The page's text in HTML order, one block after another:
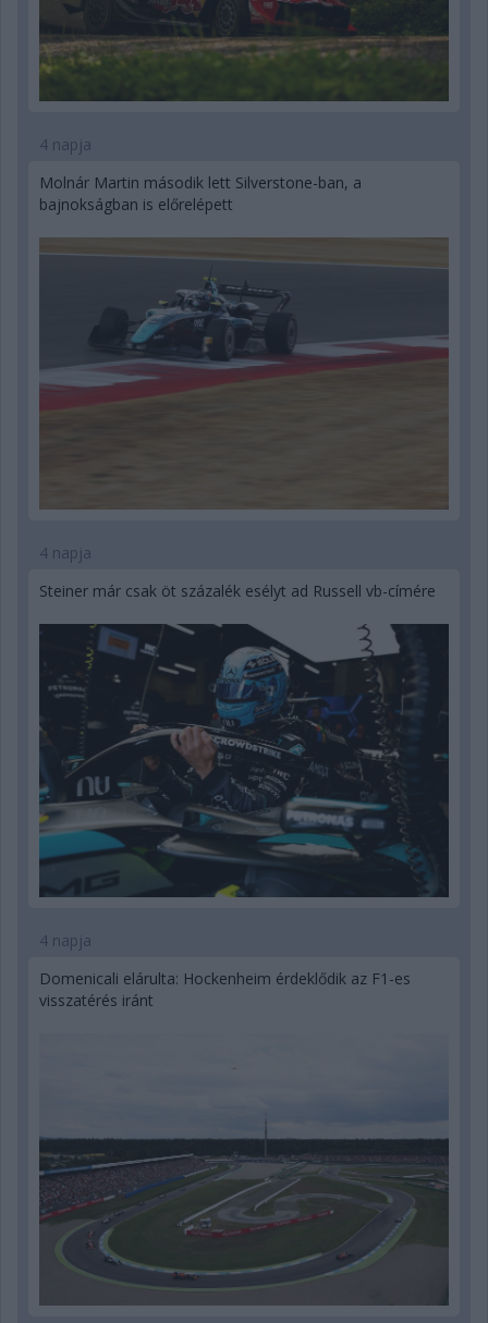
4 napja
Molnár Martin második lett Silverstone-ban, a
bajnokságban is előrelépett
4 napja
Steiner már csak öt százalék esélyt ad Russell vb-címére
4 napja
Domenicali elárulta: Hockenheim érdeklődik az F1-es
visszatérés iránt